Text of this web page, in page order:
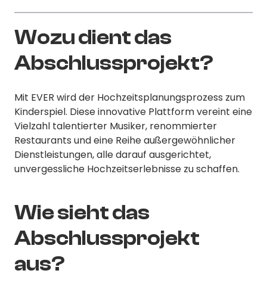
Wozu dient das
Abschlussprojekt?
Mit EVER wird der Hochzeitsplanungsprozess zum
Kinderspiel. Diese innovative Plattform vereint eine
Vielzahl talentierter Musiker, renommierter
Restaurants und eine Reihe außergewöhnlicher
Dienstleistungen, alle darauf ausgerichtet,
unvergessliche Hochzeitserlebnisse zu schaffen.
Wie sieht das
Abschlussprojekt
aus?